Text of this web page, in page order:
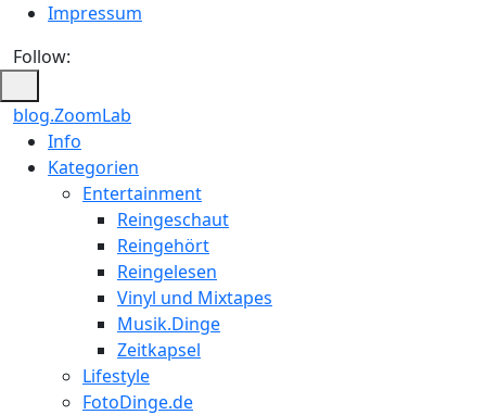
Impressum
Follow:
blog.ZoomLab
ZoomLab
//
Info
Kategorien
Entertainment
Reingeschaut
Reingehört
Reingelesen
Vinyl und Mixtapes
Musik.Dinge
Zeitkapsel
Lifestyle
FotoDinge.de